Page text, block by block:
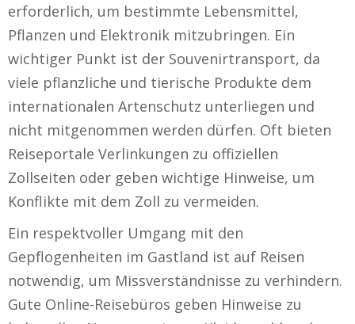
erforderlich, um bestimmte Lebensmittel,
Pflanzen und Elektronik mitzubringen. Ein
wichtiger Punkt ist der Souvenirtransport, da
viele pflanzliche und tierische Produkte dem
internationalen Artenschutz unterliegen und
nicht mitgenommen werden dürfen. Oft bieten
Reiseportale Verlinkungen zu offiziellen
Zollseiten oder geben wichtige Hinweise, um
Konflikte mit dem Zoll zu vermeiden.
Ein respektvoller Umgang mit den
Gepflogenheiten im Gastland ist auf Reisen
notwendig, um Missverständnisse zu verhindern.
Gute Online-Reisebüros geben Hinweise zu